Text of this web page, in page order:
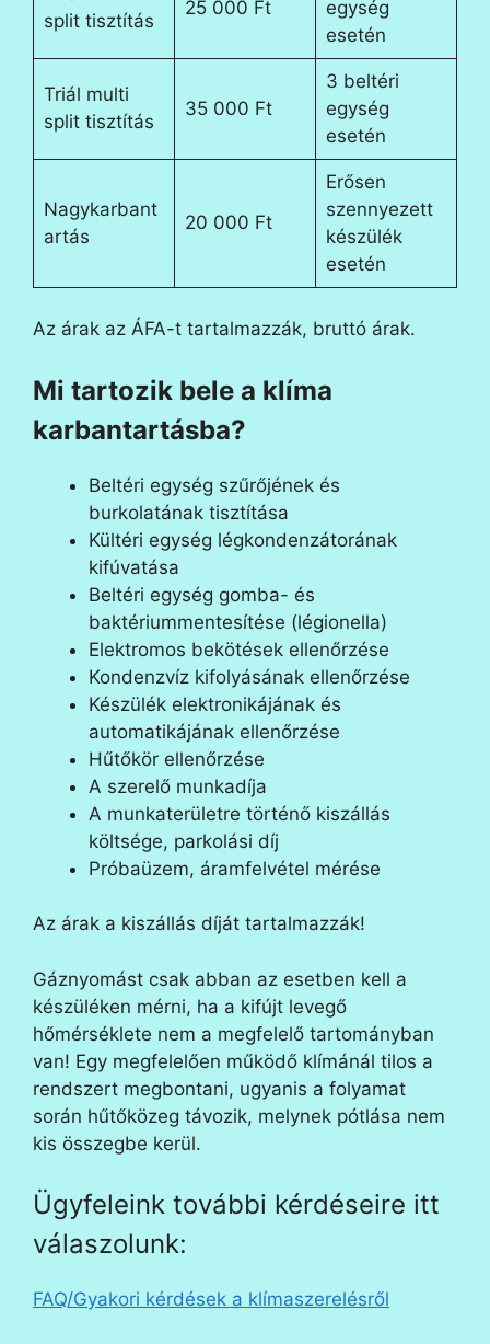
split tisztítás
25 000 Ft
egység
esetén
Triál multi
split tisztítás
35 000 Ft
3 beltéri
egység
esetén
Nagykarbant
artás
20 000 Ft
Erősen
szennyezett
készülék
esetén
Az árak az ÁFA-t tartalmazzák, bruttó árak.
Mi tartozik bele a klíma
karbantartásba?
Beltéri egység szűrőjének és
burkolatának tisztítása
Kültéri egység légkondenzátorának
kifúvatása
Beltéri egység gomba- és
baktériummentesítése (légionella)
Elektromos bekötések ellenőrzése
Kondenzvíz kifolyásának ellenőrzése
Készülék elektronikájának és
automatikájának ellenőrzése
Hűtőkör ellenőrzése
A szerelő munkadíja
A munkaterületre történő kiszállás
költsége, parkolási díj
Próbaüzem, áramfelvétel mérése
Az árak a kiszállás díját tartalmazzák!
Gáznyomást csak abban az esetben kell a
készüléken mérni, ha a kifújt levegő
hőmérséklete nem a megfelelő tartományban
van! Egy megfelelően működő klímánál tilos a
rendszert megbontani, ugyanis a folyamat
során hűtőközeg távozik, melynek pótlása nem
kis összegbe kerül.
Ügyfeleink további kérdéseire itt
válaszolunk:
FAQ/Gyakori kérdések a klímaszerelésről